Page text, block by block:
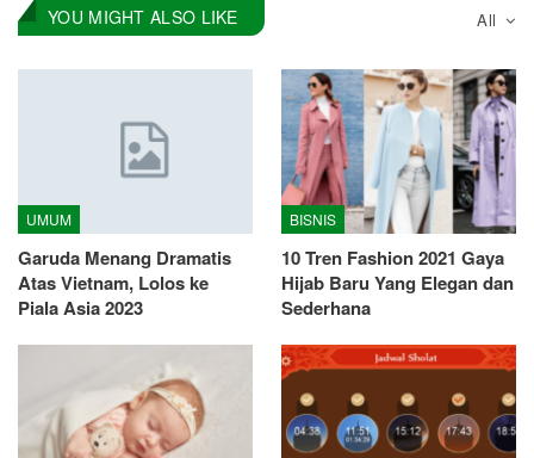
All
YOU MIGHT ALSO LIKE
UMUM
Garuda Menang Dramatis
Atas Vietnam, Lolos ke
Piala Asia 2023
BISNIS
10 Tren Fashion 2021 Gaya
Hijab Baru Yang Elegan dan
Sederhana